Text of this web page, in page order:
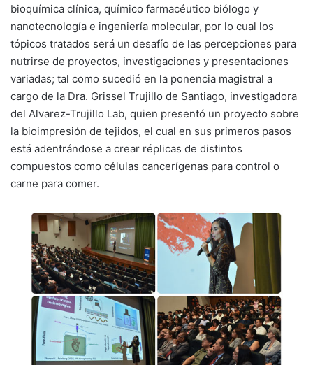
bioquímica clínica, químico farmacéutico biólogo y
nanotecnología e ingeniería molecular, por lo cual los
tópicos tratados será un desafío de las percepciones para
nutrirse de proyectos, investigaciones y presentaciones
variadas; tal como sucedió en la ponencia magistral a
cargo de la Dra. Grissel Trujillo de Santiago, investigadora
del Alvarez-Trujillo Lab, quien presentó un proyecto sobre
la bioimpresión de tejidos, el cual en sus primeros pasos
está adentrándose a crear réplicas de distintos
compuestos como células cancerígenas para control o
carne para comer.